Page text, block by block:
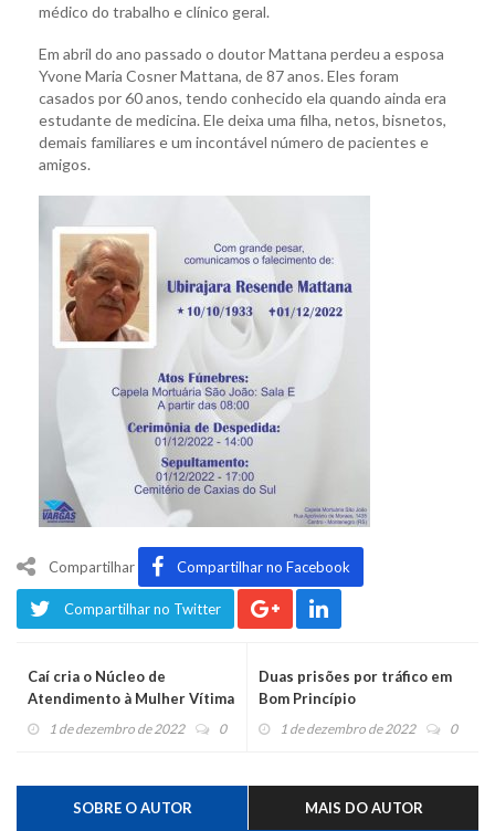
médico do trabalho e clínico geral.
Em abril do ano passado o doutor Mattana perdeu a esposa
Yvone Maria Cosner Mattana, de 87 anos. Eles foram
casados por 60 anos, tendo conhecido ela quando ainda era
estudante de medicina. Ele deixa uma filha, netos, bisnetos,
demais familiares e um incontável número de pacientes e
amigos.
Compartilhar Compartilhar no Facebook
Compartilhar no Twitter
Caí cria o Núcleo de
Atendimento à Mulher Vítima
de Violência
1 de dezembro de 2022 0
Duas prisões por tráfico em
Bom Princípio
1 de dezembro de 2022 0
SOBRE O AUTOR MAIS DO AUTOR